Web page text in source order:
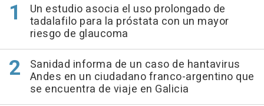
Un estudio asocia el uso prolongado de
tadalafilo para la próstata con un mayor
riesgo de glaucoma
Sanidad informa de un caso de hantavirus
Andes en un ciudadano franco-argentino que
se encuentra de viaje en Galicia